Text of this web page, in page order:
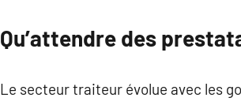
Qu’attendre des
Le secteur traiteur évolue avec les